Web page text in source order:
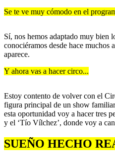
Se te ve muy cómodo en el
Sí, nos hemos adaptado muy bien
conociéramos desde hace muchos
aparece.
Y ahora vas a hacer circo...
Estoy contento de volver con el
figura principal de un show
esta oportunidad voy a hacer tres
y el ‘Tío Vílchez’, donde voy a
SUEÑO HECHO